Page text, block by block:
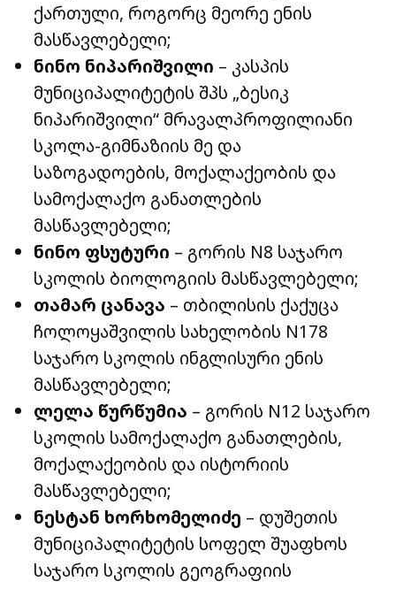
ქართული, როგორც მეორე ენის
მასწავლებელი;
ნინო ნიპარიშვილი – კასპის
მუნიციპალიტეტის შპს „ბესიკ
ნიპარიშვილი“ მრავალპროფილიანი
სკოლა-გიმნაზიის მე და
საზოგადოების, მოქალაქეობის და
სამოქალაქო განათლების
მასწავლებელი;
ნინო ფსუტური – გორის N8 საჯარო
სკოლის ბიოლოგიის მასწავლებელი;
თამარ ცანავა – თბილისის ქაქუცა
ჩოლოყაშვილის სახელობის N178
საჯარო სკოლის ინგლისური ენის
მასწავლებელი;
ლელა წურწუმია – გორის N12 საჯარო
სკოლის სამოქალაქო განათლების,
მოქალაქეობის და ისტორიის
მასწავლებელი;
ნესტან ხორხომელიძე – დუშეთის
მუნიციპალიტეტის სოფელ შუაფხოს
საჯარო სკოლის გეოგრაფიის